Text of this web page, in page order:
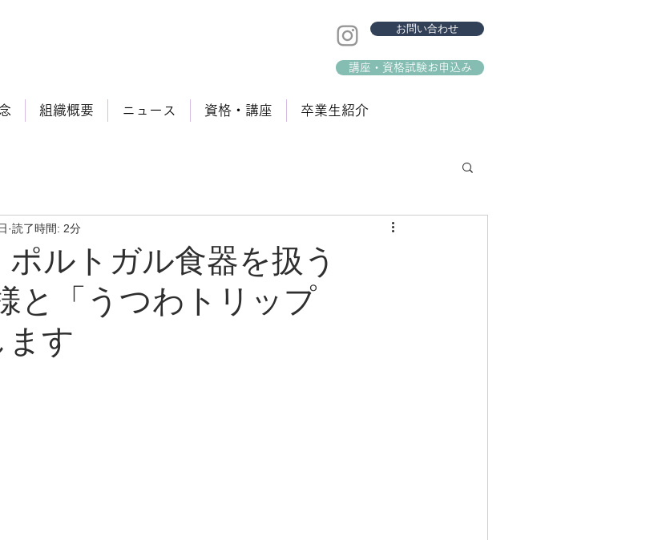
お問い合わせ
講座・資格試験お申込み
組織概要 ニュース 資格・講座 卒業生紹介
ポルトガル食器を扱う
と「うつわトリップ
ます
読了時間: 2分